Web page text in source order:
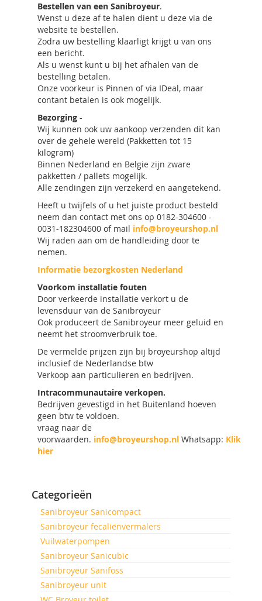
Bestellen van een Sanibroyeur.
Wenst u deze af te halen dient u deze via de
website te bestellen.
Zodra uw bestelling klaarligt krijgt u van ons
een bericht.
Als u wenst kunt u bij het afhalen van de
bestelling betalen.
Onze voorkeur is Pinnen of via IDeal, maar
contant betalen is ook mogelijk.
Bezorging -
Wij kunnen ook uw aankoop verzenden dit kan
over de gehele wereld (Pakketten tot 15
kilogram)
Binnen Nederland en Belgie zijn zware
pakketten / pallets mogelijk.
Alle zendingen zijn verzekerd en aangetekend.
Heeft u twijfels of u het juiste product besteld
neem dan contact met ons op 0182-304600 -
0031-182304600 of mail info@broyeurshop.nl
Wij raden aan om de handleiding door te
nemen.
Informatie bezorgkosten Nederland
Voorkom installatie fouten
Door verkeerde installatie verkort u de
levensduur van de Sanibroyeur
Ook produceert de Sanibroyeur meer geluid en
neemt het stroomverbruik toe.
De vermelde prijzen zijn bij broyeurshop altijd
inclusief de Nederlandse btw
Verkoop aan particulieren en bedrijven.
Intracommunautaire verkopen.
Bedrijven gevestigd in het Buitenland hoeven
geen btw te voldoen.
vraag naar de
voorwaarden. info@broyeurshop.nl Whatsapp: Klik
hier
Categorieën
Sanibroyeur Sanicompact
Sanibroyeur fecaliënvermalers
Vuilwaterpompen
Sanibroyeur Sanicubic
Sanibroyeur Sanifoss
Sanibroyeur unit